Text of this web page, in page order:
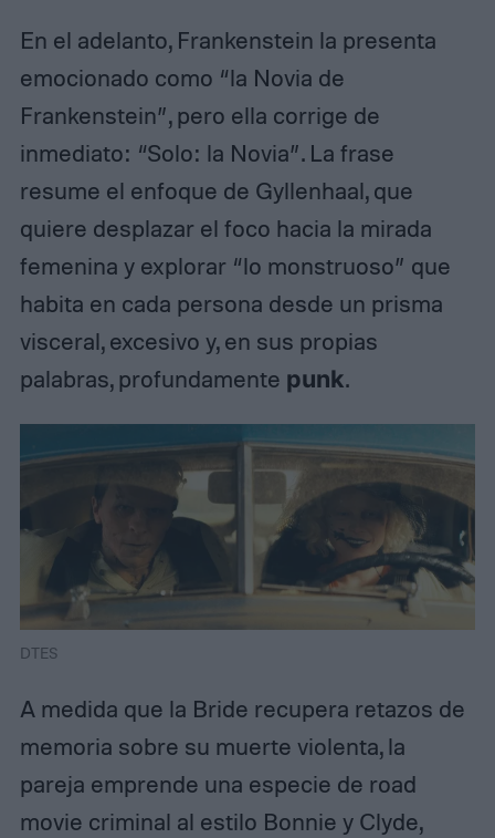
En el adelanto, Frankenstein la presenta
emocionado como “la Novia de
Frankenstein”, pero ella corrige de
inmediato: “Solo: la Novia”. La frase
resume el enfoque de Gyllenhaal, que
quiere desplazar el foco hacia la mirada
femenina y explorar “lo monstruoso” que
habita en cada persona desde un prisma
visceral, excesivo y, en sus propias
palabras, profundamente punk.​
DTES
A medida que la Bride recupera retazos de
memoria sobre su muerte violenta, la
pareja emprende una especie de road
movie criminal al estilo Bonnie y Clyde,